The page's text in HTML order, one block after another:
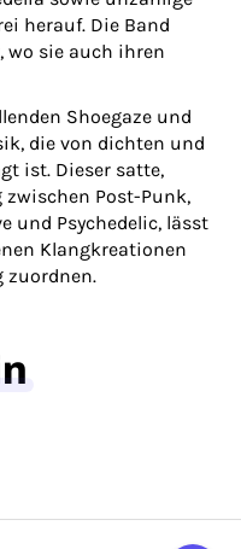
herauf. Die Band
wo sie auch ihren
Shoegaze und
die von dichten und
ist. Dieser satte,
Post-Punk,
und Psychedelic, lässt
Klangkreationen
zuordnen.